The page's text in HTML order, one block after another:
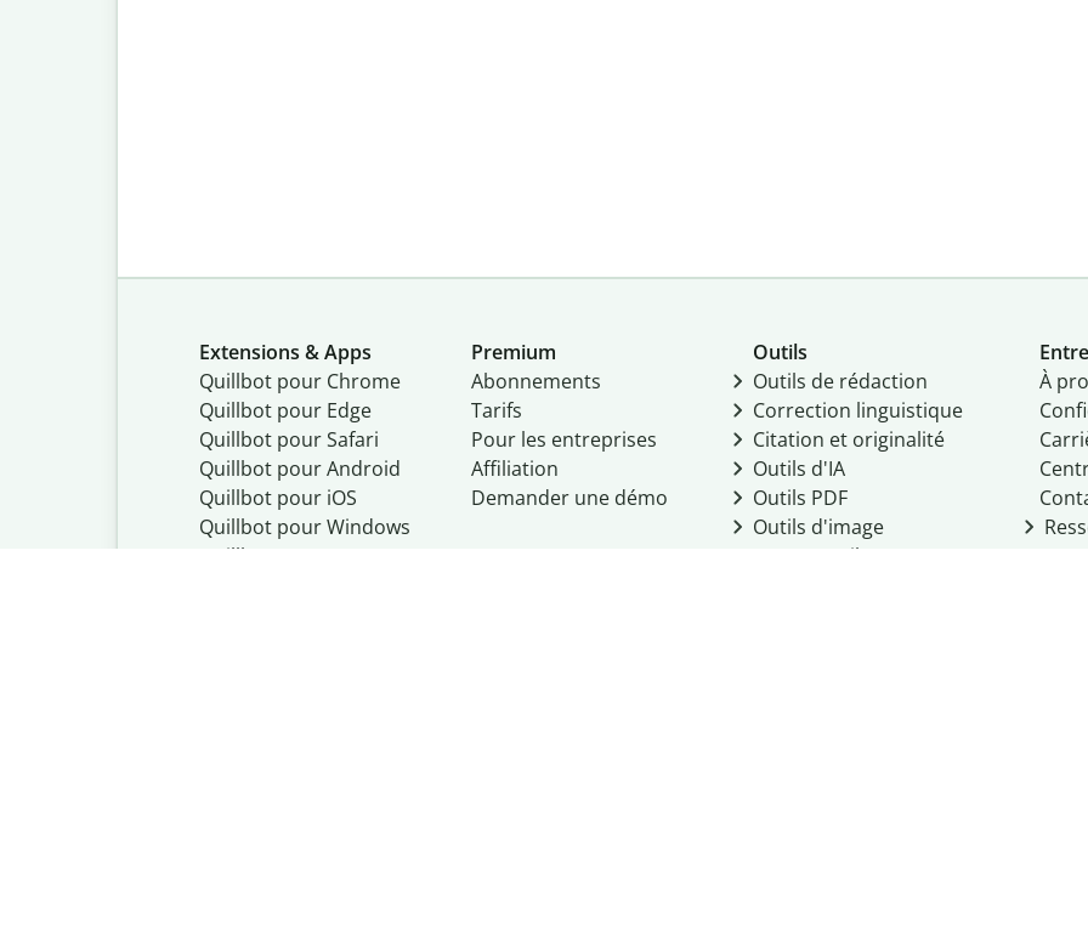
Extensions & Apps
Quillbot pour Chrome
Quillbot pour Edge
Quillbot pour Safari
Quillbot pour Android
Quillbot pour iOS
Quillbot pour Windows
Quillbot pour macOS
Premium
Abonnements
Tarifs
Pour les entreprises
Affiliation
Demander une démo
Outils
Outils de rédaction
Correction linguistique
Citation et originalité
Outils d'IA
Outils PDF
Outils d'image
Autres outils
À